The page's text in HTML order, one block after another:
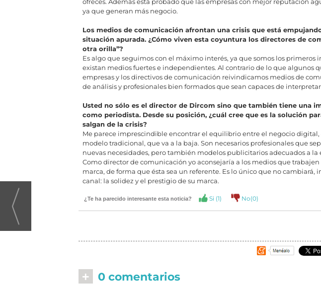
ofreces. Además está probado que las empresas con mejor reputación
ya que generan más negocio.
Los medios de comunicación afrontan una crisis que está
situación apurada. ¿Cómo viven esta coyuntura los directores de
otra orilla”?
Es algo que seguimos con el máximo interés, ya que somos los primeros
existan medios fuertes e independientes. Al contrario de lo que algunos
empresas y los directivos de comunicación reivindicamos medios de
de análisis y profesionales bien formados que sean capaces de
Usted no sólo es el director de Dircom sino que también tiene una
como periodista. Desde su posición, ¿cuál cree que es la solución
salgan de la crisis?
Me parece imprescindible encontrar el equilibrio entre el negocio digital,
modelo tradicional, que va a la baja. Son necesarios profesionales que
nuevas necesidades, pero también modelos publicitarios adecuados a la
Como director de comunicación yo aconsejaría a los medios que trabajen
marca, de forma que ésta sea un referente. Es lo único que no
canal: la solidez y el prestigio de su marca.
¿Te ha parecido interesante esta noticia? Si (1) No(0)
+ 0 comentarios